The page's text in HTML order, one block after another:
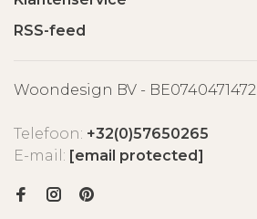
RSS-feed
Woondesign BV - BE0740471472
Telefoon: +32(0)57650265
E-mail: [email protected]